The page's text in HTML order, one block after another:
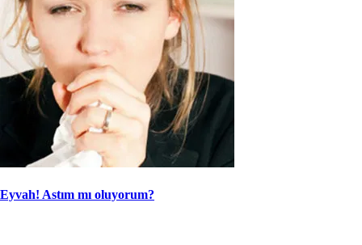
Eyvah! Astım mı oluyorum?